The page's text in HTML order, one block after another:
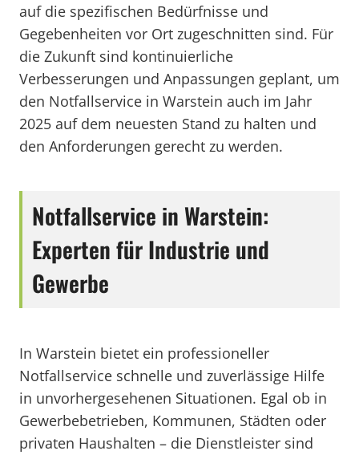
auf die spezifischen Bedürfnisse und
Gegebenheiten vor Ort zugeschnitten sind. Für
die Zukunft sind kontinuierliche
Verbesserungen und Anpassungen geplant, um
den Notfallservice in Warstein auch im Jahr
2025 auf dem neuesten Stand zu halten und
den Anforderungen gerecht zu werden.
Notfallservice in Warstein:
Experten für Industrie und
Gewerbe
In Warstein bietet ein professioneller
Notfallservice schnelle und zuverlässige Hilfe
in unvorhergesehenen Situationen. Egal ob in
Gewerbebetrieben, Kommunen, Städten oder
privaten Haushalten – die Dienstleister sind